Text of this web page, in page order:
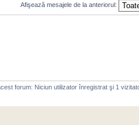
Afişează mesajele de la anteriorul:
forum: Niciun utilizator înregistrat şi 1